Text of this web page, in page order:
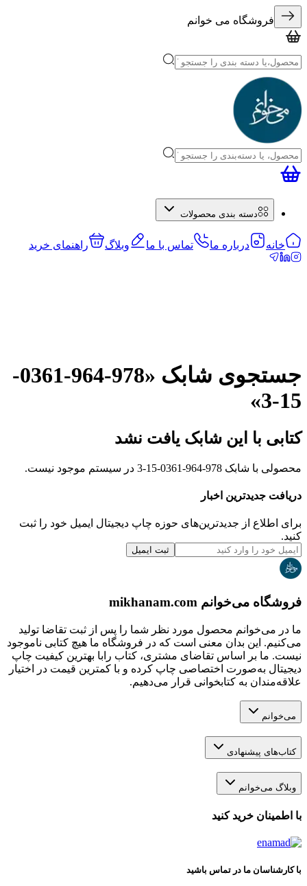
فروشگاه می خوانم
دسته بندی محصولات
خانه درباره ما تماس با ما وبلاگ راهنمای خرید
جستجوی شابک «
978-964-0361-
15-3
»
کتابی با این شابک یافت نشد
محصولی با شابک 978-964-0361-15-3 در سیستم موجود نیست.
دریافت جدیدترین‌ اخبار
برای اطلاع از جدیدترین‌های حوزه چاپ دیجیتال ایمیل خود را ثبت
کنید.
ثبت ایمیل
فروشگاه می‌خوانم mikhanam.com
ما در می‌خوانم محصول مورد نظر شما را پس از ثبت تقاضا تولید
می‌کنیم. این بدان معنی است که در فروشگاه ما هیچ کتابی ناموجود
نیست. ما بر اساس تقاضای مشتری، کتاب رابا بهترین کیفیت چاپ
دیجیتال به‌صورت اختصاصی چاپ کرده و با کمترین قیمت در اختیار
علاقه‌مندان به کتابخوانی قرار می‌دهیم.
می‌خوانم
کتاب‌های پیشنهادی
وبلاگ می‌خوانم
با اطمینان خرید کنید
با کارشناسان ما در تماس باشید